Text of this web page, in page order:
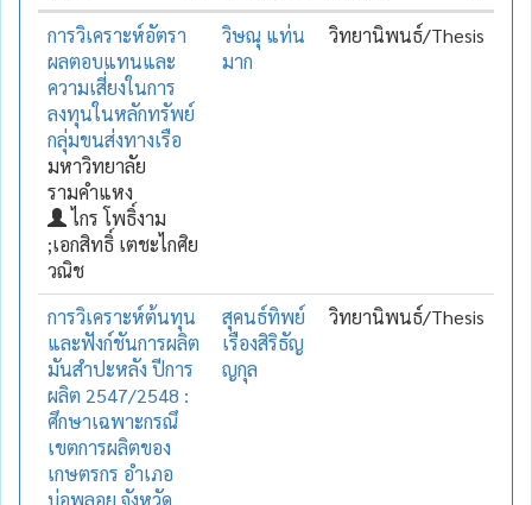
การวิเคราะห์อัตรา
ผลตอบแทนและ
ความเสี่ยงในการ
ลงทุนในหลักทรัพย์
กลุ่มขนส่งทางเรือ
มหาวิทยาลัย
รามคำแหง
ไกร โพธิ์งาม
;เอกสิทธิ์ เตชะไกศิย
วณิช
วิษณุ แท่น
มาก
วิทยานิพนธ์/Thesis
การวิเคราะห์ต้นทุน
และฟังก์ชันการผลิต
มันสำปะหลัง ปีการ
ผลิต 2547/2548 :
ศึกษาเฉพาะกรณึ
เขตการผลิตของ
เกษตรกร อำเภอ
บ่อพลอย จังหวัด
สุคนธ์ทิพย์
เรืองสิริธัญ
ญกุล
วิทยานิพนธ์/Thesis